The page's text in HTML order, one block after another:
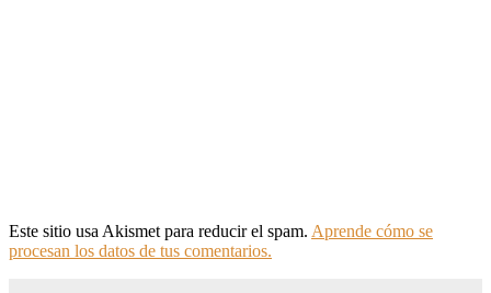
Este sitio usa Akismet para reducir el spam. Aprende cómo se
procesan los datos de tus comentarios.